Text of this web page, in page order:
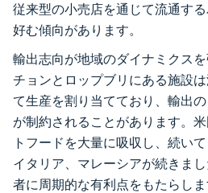
従来型の小売店を通じて流通す
好む傾向があります。
輸出志向が地域のダイナミクス
チョンとロップブリにある施設
て生産を割り当てており、輸出
が制約されることがあります。
トフードを大量に吸収し、続い
イタリア、マレーシアが続きま
者に周期的な有利点をもたらし